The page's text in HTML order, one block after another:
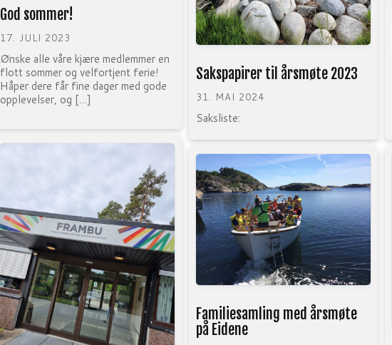
Sakspapirer til årsmøte 2023
31. MAI 2024
Saksliste:
God sommer!
17. JULI 2023
Ønske alle våre kjære medlemmer en
flott sommer og velfortjent ferie!
Håper dere får fine dager med gode
opplevelser, og […]
Familiesamling med årsmøte
på Eidene